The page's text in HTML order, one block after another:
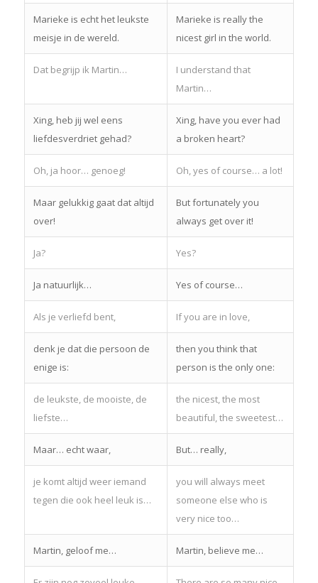
Marieke is echt het leukste
meisje in de wereld.
Marieke is really the
nicest girl in the world.
Dat begrijp ik Martin…
I understand that
Martin…
Xing, heb jij wel eens
liefdesverdriet gehad?
Xing, have you ever had
a broken heart?
Oh, ja hoor… genoeg! Oh, yes of course… a lot!
Maar gelukkig gaat dat altijd
over!
But fortunately you
always get over it!
Ja? Yes?
Ja natuurlijk… Yes of course…
Als je verliefd bent, If you are in love,
denk je dat die persoon de
enige is:
then you think that
person is the only one:
de leukste, de mooiste, de
liefste…
the nicest, the most
beautiful, the sweetest…
Maar… echt waar, But… really,
je komt altijd weer iemand
tegen die ook heel leuk is…
you will always meet
someone else who is
very nice too…
Martin, geloof me… Martin, believe me…